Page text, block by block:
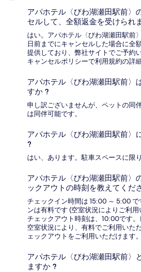
アパホテル〈びわ湖瀬田駅前〉
セルして、全額返金を受けられ
はい。アパホテル〈びわ湖瀬田駅前
日前までにキャンセルした場合に全
提供しており、弊社サイトでご予約
キャンセルポリシーで利用規約の詳
アパホテル〈びわ湖瀬田駅前〉
すか ?
申し訳ございませんが、ペットの同
は同伴可能です。
アパホテル〈びわ湖瀬田駅前〉
?
はい、あります。駐車スペースに限
アパホテル〈びわ湖瀬田駅前〉
ックアウトの時刻を教えてくだ
チェックイン時間は 15:00 ～ 5:00
ンは有料です (空室状況によりご利用
チェックアウト時刻は、10:00です
空室状況により、有料でご利用いた
ェックアウトをご利用いただけます。
アパホテル〈びわ湖瀬田駅前〉
ますか ?